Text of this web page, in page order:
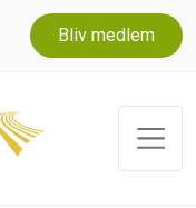
Bliv medlem